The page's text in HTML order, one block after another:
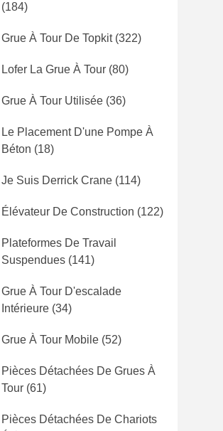
(184)
Grue À Tour De Topkit(322)
Lofer La Grue À Tour (80)
Grue À Tour Utilisée (36)
Le Placement D'une Pompe À
Béton (18)
Je Suis Derrick Crane (114)
Élévateur De Construction (122)
Plateformes De Travail
Suspendues (141)
Grue À Tour D'escalade
Intérieure (34)
Grue À Tour Mobile (52)
Pièces Détachées De Grues À
Tour (61)
Pièces Détachées De Chariots